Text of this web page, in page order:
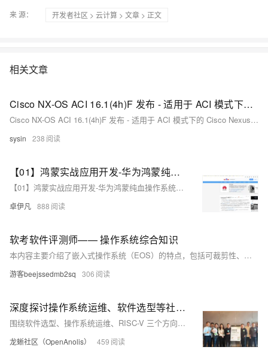
来 源： 开发者社区 > 云计算 > 文章 > 正文
相关文章
Cisco NX-OS ACI 16.1(4h)F 发布 - 适用于 ACI 模式下的 Cisco Nexus 9000 系列交换机系统软件
Cisco NX-OS ACI 16.1(4h)F 发布 - 适用于 ACI 模式下的 Cisco Nexus 9000 系列交换机系统软件
sysin 238
【01】鸿蒙实战应用开发-华为鸿蒙纯血操作系统Harmony OS NEXT-项目开发实战-优雅草卓伊凡拟开发一个一站式家政服务平台-前期筹备-暂定取名斑马家政软件系统-本项目前端开源-服务端采用优雅草蜻蜓Z系统-搭配ruoyi框架admin后台-全过程实战项目分享-从零开发到上线
【01】鸿蒙实战应用开发-华为鸿蒙纯血操作系统Harmony OS NEXT-项目开发实战-优雅草卓伊凡拟开发一个一站式家政服务平台-前期筹备-暂定取名斑马家政软件系统-本项目前端开源-服务端采用优雅草蜻蜓Z系统-搭配ruoyi框架admin后台-全过程实战项目分享-从零开发到上线
卓伊凡 888
软考软件评测师—— 操作系统综合知识
本内容主要介绍了嵌入式操作系统（EOS）的特点，包括可裁剪性、实时性、统一接口、强稳定性、弱交互性、固化代码、硬件适应性和可定制性。此外，还涉及操作系统的概念与功能，如资源管理、工作流程组织和用户接口；以及不同类型的操作系统（批处理、分时、分布式、实时）。同时通过历年真题解析，深入探讨了嵌入式操作系统可定制性的含义、多线程资源共享规则、通用操作系统基本功能及页式存储管理等关键知识点。
游客beejssedmb2sq 306
深度探讨操作系统运维、软件选型等社区标准，龙蜥标准化 SIG MeetUp 圆满举办
围绕软件选型、操作系统运维、RISC-V 三个方向的社区标准进行了分享与讨论。
龙蜥社区（OpenAnolis） 459